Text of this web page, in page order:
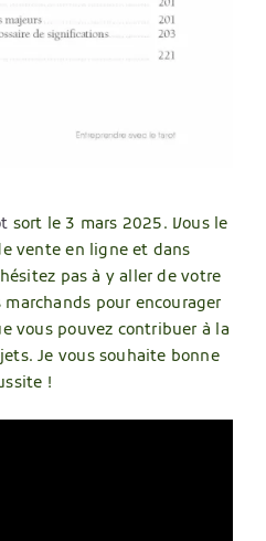
sort le 3 mars 2025. Vous le
vente en ligne et dans
pas à y aller de votre
pour encourager
vous pouvez contribuer à la
Je vous souhaite bonne
!